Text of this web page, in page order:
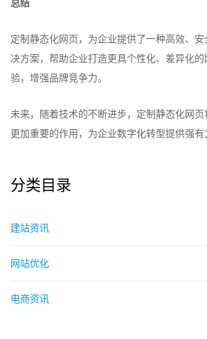
总结
定制静态化网页，为企业提供了一种高效、
决方案，帮助企业打造更具个性化、差异化
验，增强品牌竞争力。
未来，随着技术的不断进步，定制静态化网
更加重要的作用，为企业数字化转型提供强有
分类目录
建站资讯
网站优化
电商资讯